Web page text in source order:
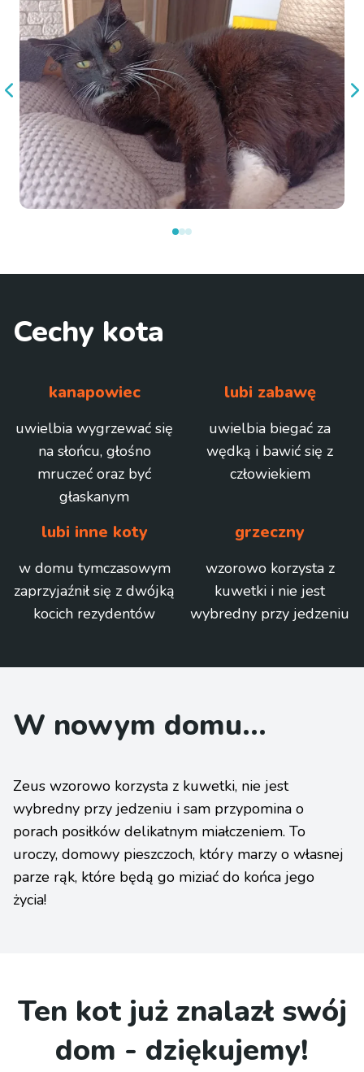
Cechy kota
kanapowiec
uwielbia wygrzewać się
na słońcu, głośno
mruczeć oraz być
głaskanym
lubi zabawę
uwielbia biegać za
wędką i bawić się z
człowiekiem
lubi inne koty
w domu tymczasowym
zaprzyjaźnił się z dwójką
kocich rezydentów
grzeczny
wzorowo korzysta z
kuwetki i nie jest
wybredny przy jedzeniu
W nowym domu...
Zeus wzorowo korzysta z kuwetki, nie jest
wybredny przy jedzeniu i sam przypomina o
porach posiłków delikatnym miałczeniem. To
uroczy, domowy pieszczoch, który marzy o własnej
parze rąk, które będą go miziać do końca jego
życia!
Ten kot już znalazł swój
dom - dziękujemy!